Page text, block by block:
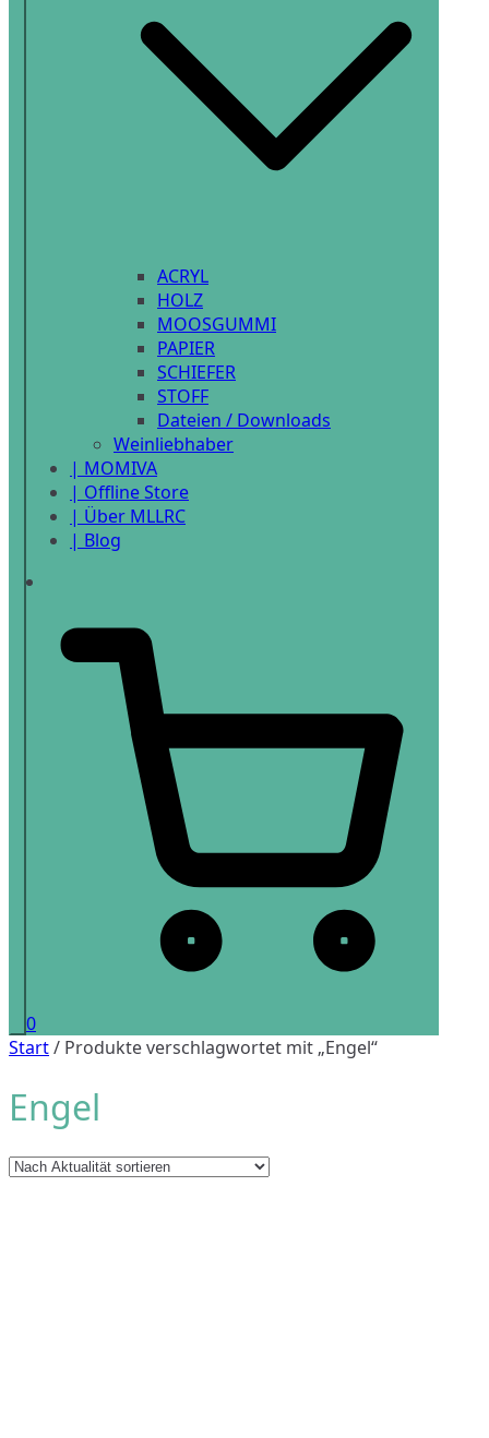
ACRYL
HOLZ
MOOSGUMMI
PAPIER
SCHIEFER
STOFF
Dateien / Downloads
Weinliebhaber
| MOMIVA
| Offline Store
| Über MLLRC
| Blog
0
Start/ Produkte verschlagwortet mit „Engel“
Engel